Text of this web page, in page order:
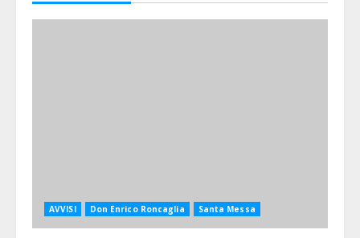
AVVISI Don Enrico Roncaglia Santa Messa